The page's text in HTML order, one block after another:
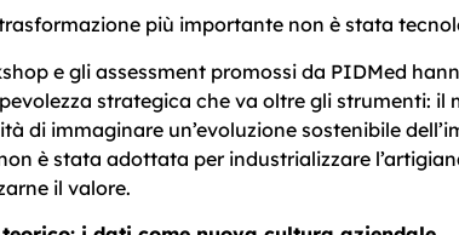
più importante non è stata
e gli assessment promossi da PIDMed
strategica che va oltre gli strumenti: il
di immaginare un’evoluzione sostenibile
è stata adottata per industrializzare
il valore.